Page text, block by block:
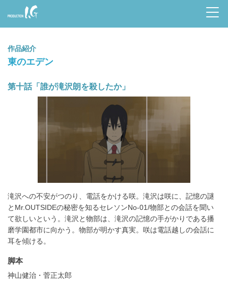
Prod
uctio
n I.G
作品紹介
東のエデン
第十話「誰が滝沢朗を殺したか」
滝沢への不安がつのり、電話をかける咲。滝沢は咲に、記憶の謎
とMr.OUTSIDEの秘密を知るセレソンNo-01/物部との会話を聞い
て欲しいという。滝沢と物部は、滝沢の記憶の手がかりである播
磨学園都市に向かう。物部が明かす真実。咲は電話越しの会話に
耳を傾ける。
脚本
神山健治・菅正太郎